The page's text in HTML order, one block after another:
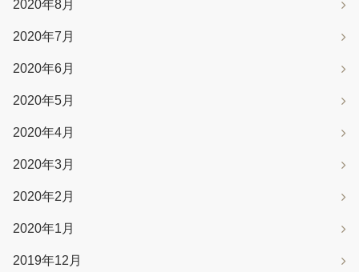
2020年8月
2020年7月
2020年6月
2020年5月
2020年4月
2020年3月
2020年2月
2020年1月
2019年12月